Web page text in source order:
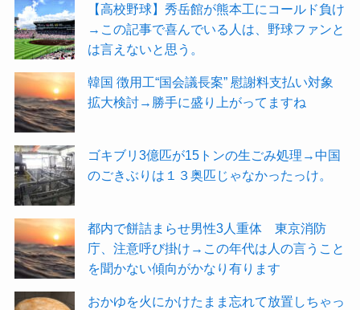
【高校野球】秀岳館が熊本工にコールド負け
→この記事で喜んでいる人は、野球ファンと
は言えないと思う。
韓国 徴用工“国会議長案” 慰謝料支払い対象
拡大検討→勝手に盛り上がってますね
ゴキブリ3億匹が15トンの生ごみ処理→中国
のごきぶりは１３奥匹じゃなかったっけ。
都内で餅詰まらせ男性3人重体 東京消防
庁、注意呼び掛け→この年代は人の言うこと
を聞かない傾向がかなり有ります
おかゆを火にかけたまま忘れて放置しちゃっ